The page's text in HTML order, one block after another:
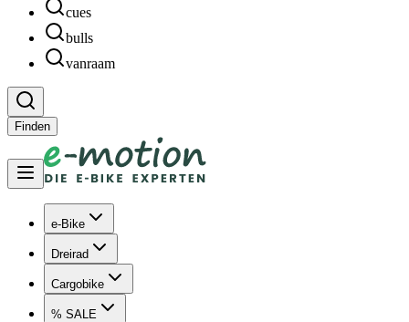
cues
bulls
vanraam
Finden
e-Bike
Dreirad
Cargobike
% SALE